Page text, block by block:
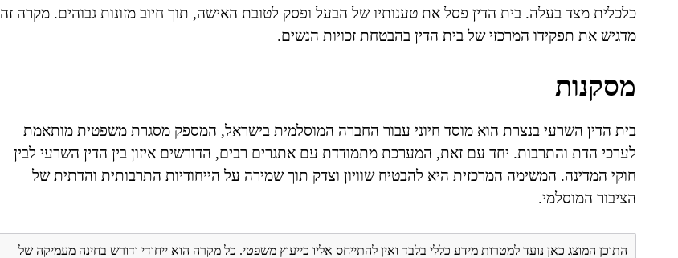
כלכלית מצד בעלה. בית הדין פסל את טענותיו של הבעל ופסק לטובת האישה, תוך חיוב מזונות גבוהים. מקרה זה
מדגיש את תפקידו המרכזי של בית הדין בהבטחת זכויות הנשים.
מסקנות
בית הדין השרעי בנצרת הוא מוסד חיוני עבור החברה המוסלמית בישראל, המספק מסגרת משפטית מותאמת
לערכי הדת והתרבות. יחד עם זאת, המערכת מתמודדת עם אתגרים רבים, הדורשים איזון בין הדין השרעי לבין
חוקי המדינה. המשימה המרכזית היא להבטיח שוויון וצדק תוך שמירה על הייחודיות התרבותית והדתית של
הציבור המוסלמי.
התוכן המוצג כאן נועד למטרות מידע כללי בלבד ואין להתייחס אליו כייעוץ משפטי. כל מקרה הוא ייחודי ודורש בחינה מעמיקה של